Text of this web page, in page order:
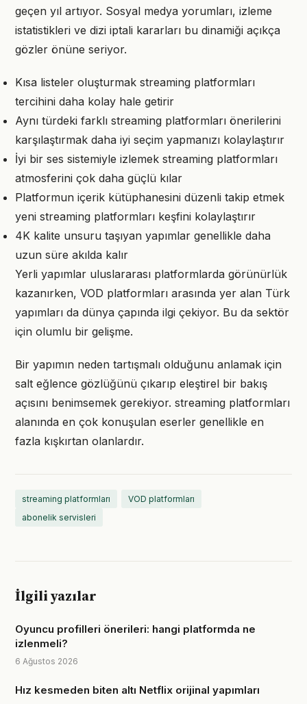
geçen yıl artıyor. Sosyal medya yorumları, izleme
istatistikleri ve dizi iptali kararları bu dinamiği açıkça
gözler önüne seriyor.
Kısa listeler oluşturmak streaming platformları
tercihini daha kolay hale getirir
Aynı türdeki farklı streaming platformları önerilerini
karşılaştırmak daha iyi seçim yapmanızı kolaylaştırır
İyi bir ses sistemiyle izlemek streaming platformları
atmosferini çok daha güçlü kılar
Platformun içerik kütüphanesini düzenli takip etmek
yeni streaming platformları keşfini kolaylaştırır
4K kalite unsuru taşıyan yapımlar genellikle daha
uzun süre akılda kalır
Yerli yapımlar uluslararası platformlarda görünürlük
kazanırken, VOD platformları arasında yer alan Türk
yapımları da dünya çapında ilgi çekiyor. Bu da sektör
için olumlu bir gelişme.
Bir yapımın neden tartışmalı olduğunu anlamak için
salt eğlence gözlüğünü çıkarıp eleştirel bir bakış
açısını benimsemek gerekiyor. streaming platformları
alanında en çok konuşulan eserler genellikle en
fazla kışkırtan olanlardır.
streaming platformları
VOD platformları
abonelik servisleri
İlgili yazılar
Oyuncu profilleri önerileri: hangi platformda ne
izlenmeli?
6 Ağustos 2026
Hız kesmeden biten altı Netflix orijinal yapımları